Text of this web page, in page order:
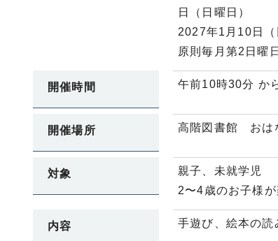
日（日曜日）
2027年1月10日（
原則毎月第2日曜
開催時間 午前10時30分 か
開催場所 高階図書館 おは
対象
親子、未就学児
2〜4歳のお子様
内容 手遊び、絵本の読